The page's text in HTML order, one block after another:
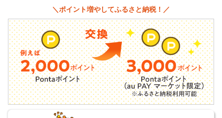
＼ポイント増やしてふるさと納税！／